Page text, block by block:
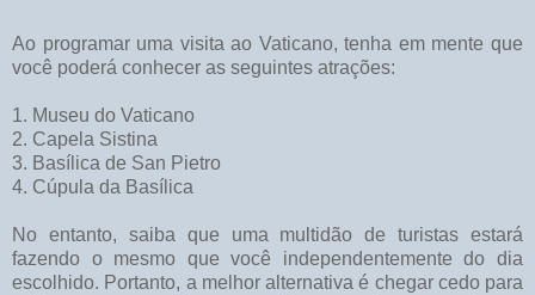
Ao programar uma visita ao Vaticano, tenha em mente que
você poderá conhecer as seguintes atrações:
1. Museu do Vaticano
2. Capela Sistina
3. Basílica de San Pietro
4. Cúpula da Basílica
No entanto, saiba que uma multidão de turistas estará
fazendo o mesmo que você independentemente do dia
escolhido. Portanto, a melhor alternativa é chegar cedo para